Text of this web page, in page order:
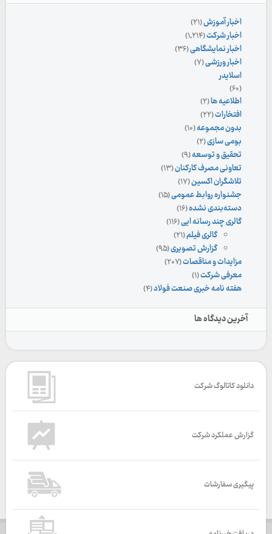
اخبار آموزش(۲۱)
اخبار شرکت(۱,۲۱۴)
اخبار نمایشگاهی(۳۶)
اخبار ورزشی(۷)
اسلایدر
(۶۰)
اطلاعیه ها(۲)
افتخارات(۲۲)
بدون مجموعه(۱۰)
بومی سازی(۲)
تحقیق و توسعه(۹)
تعاونی مصرف کارکنان(۱۳)
تلاشگران اکسین(۱۷)
جشنواره روابط عمومی(۱۵)
دسته‌بندی نشده(۱۶)
گالری چند رسانه ایی(۱۱۶)
گالری فیلم(۲۱)
گزارش تصویری(۹۵)
مزایدات و مناقصات(۲۰۷)
معرفی شرکت(۱)
هفته نامه خبری صنعت فولاد(۴)
آخرین دیدگاه ها
دانلود کاتالوگ شرکت
گزارش عملکرد شرکت
پیگیری سفارشات